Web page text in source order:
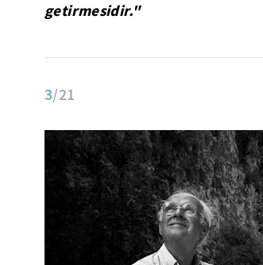
getirmesidir."
3/21